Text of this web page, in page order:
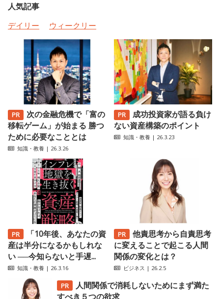
人気記事
デイリー
ウィークリー
次の金融危機で「富の
移転ゲーム」が始まる 勝つ
ために必要なこととは
知識・教養 | 26.3.26
成功投資家が語る負け
ない資産構築のポイント
知識・教養 | 26.3.23
「10年後、あなたの資
産は半分になるかもしれな
い ──今知らないと手遅...
知識・教養 | 26.3.16
他責思考から自責思考
に変えることで起こる人間
関係の変化とは？
ビジネス | 26.2.5
人間関係で消耗しないためにまず満た
すべき５つの欲求